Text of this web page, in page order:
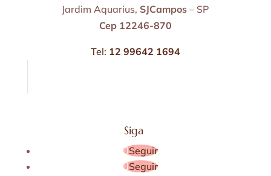
Jardim Aquarius, SJCampos – SP
Cep 12246-870
Tel: 12 99642 1694
Siga
Seguir
Seguir